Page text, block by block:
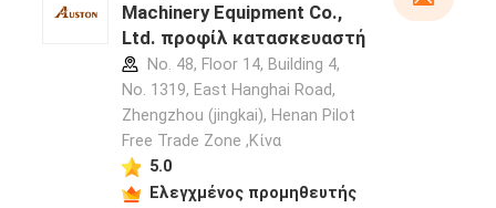
Machinery Equipment Co.,
Ltd. προφίλ κατασκευαστή
No. 48, Floor 14, Building 4,
No. 1319, East Hanghai Road,
Zhengzhou (jingkai), Henan Pilot
Free Trade Zone ,Κίνα
5.0
Ελεγχμένος προμηθευτής